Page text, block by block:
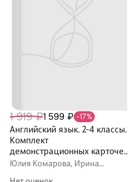
1 919 ₽1 599 ₽ -17%
Английский язык. 2-4 классы.
Комплект
демонстрационных карточек
к учебникам Ю.А. Комаровой,
Юлия Комарова, Ирина